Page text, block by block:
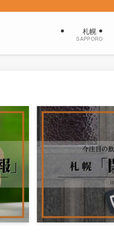
札幌
SAPPORO